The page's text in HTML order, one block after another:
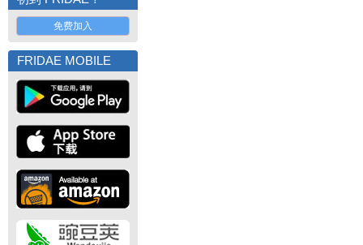
免费加入
FRIDAE MOBILE